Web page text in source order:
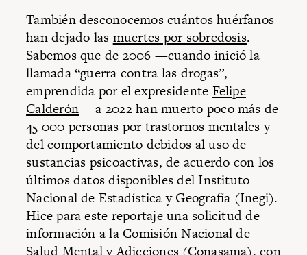
También desconocemos cuántos huérfanos
han dejado las muertes por sobredosis.
Sabemos que de 2006 —cuando inició la
llamada “guerra contra las drogas”,
emprendida por el expresidente Felipe
Calderón— a 2022 han muerto poco más de
45 000 personas por trastornos mentales y
del comportamiento debidos al uso de
sustancias psicoactivas, de acuerdo con los
últimos datos disponibles del Instituto
Nacional de Estadística y Geografía (Inegi).
Hice para este reportaje una solicitud de
información a la Comisión Nacional de
Salud Mental y Adicciones (Conasama), con